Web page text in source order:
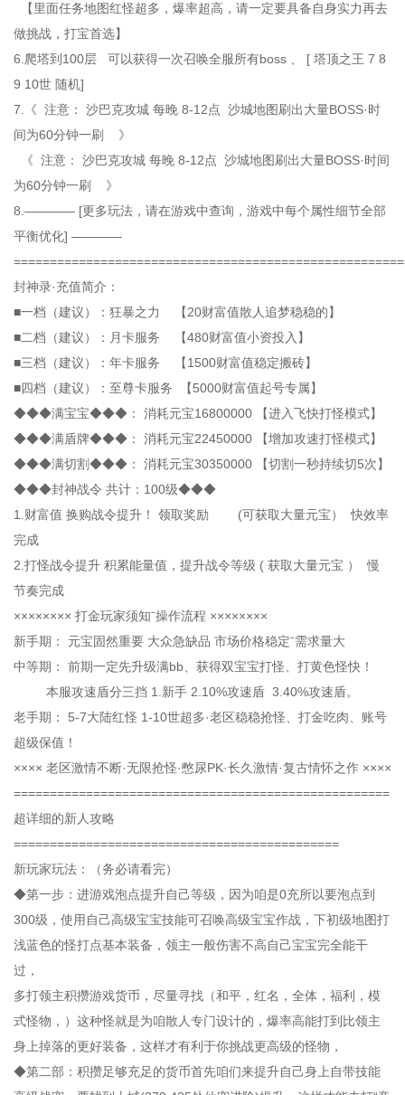
【里面任务地图红怪超多，爆率超高，请一定要具备自身实力再去
做挑战，打宝首选】
6.爬塔到100层 可以获得一次召唤全服所有boss 、 [ 塔顶之王 7 8
9 10世 随机]
7.《 注意： 沙巴克攻城 每晚 8-12点 沙城地图刷出大量BOSS·时
间为60分钟一刷 》
《 注意： 沙巴克攻城 每晚 8-12点 沙城地图刷出大量BOSS·时间
为60分钟一刷 》
8.———— [更多玩法，请在游戏中查询，游戏中每个属性细节全部
平衡优化] ————
封神录·充值简介：
■一档（建议）：狂暴之力 【20财富值散人追梦稳稳的】
■二档（建议）：月卡服务 【480财富值小资投入】
■三档（建议）：年卡服务 【1500财富值稳定搬砖】
■四档（建议）：至尊卡服务 【5000财富值起号专属】
◆◆◆满宝宝◆◆◆： 消耗元宝16800000 【进入飞快打怪模式】
◆◆◆满盾牌◆◆◆： 消耗元宝22450000 【增加攻速打怪模式】
◆◆◆满切割◆◆◆： 消耗元宝30350000 【切割一秒持续切5次】
◆◆◆封神战令 共计：100级◆◆◆
1.财富值 换购战令提升！ 领取奖励 (可获取大量元宝） 快效率
完成
2.打怪战令提升 积累能量值，提升战令等级 ( 获取大量元宝 ） 慢
节奏完成
×××××××× 打金玩家须知ˉ操作流程 ××××××××
新手期： 元宝固然重要 大众急缺品 市场价格稳定ˉ需求量大
中等期： 前期一定先升级满bb、获得双宝宝打怪、打黄色怪快！
本服攻速盾分三挡 1.新手 2.10%攻速盾 3.40%攻速盾。
老手期： 5-7大陆红怪 1-10世超多·老区稳稳抢怪、打金吃肉、账号
超级保值！
×××× 老区激情不断·无限抢怪·憋尿PK·长久激情·复古情怀之作 ××××
====================================================
超详细的新人攻略
=============================================
新玩家玩法：（务必请看完）
◆第一步：进游戏泡点提升自己等级，因为咱是0充所以要泡点到
300级，使用自己高级宝宝技能可召唤高级宝宝作战，下初级地图打
浅蓝色的怪打点基本装备，领主一般伤害不高自己宝宝完全能干
过，
多打领主积攒游戏货币，尽量寻找（和平，红名，全体，福利，模
式怪物，）这种怪就是为咱散人专门设计的，爆率高能打到比领主
身上掉落的更好装备，这样才有利于你挑战更高级的怪物，
◆第二部：积攒足够充足的货币首先咱们来提升自己身上自带技能